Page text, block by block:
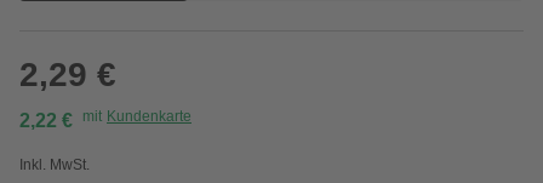
2,29 €
2,22 € mit Kundenkarte
Inkl. MwSt.